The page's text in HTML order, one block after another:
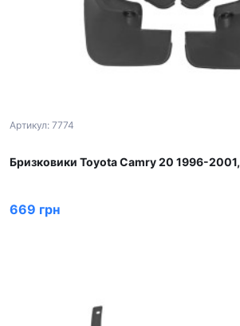
Артикул: 7774
Бризковики Toyota Camry 20 1996-
669 грн